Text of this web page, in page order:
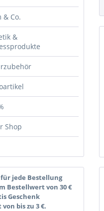
& Co.
&
Shop
jede Bestellung
Bestellwert von 30 €
Geschenk
bis zu 3 €.